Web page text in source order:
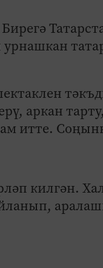
аркан тарту,
итте.
килгән.